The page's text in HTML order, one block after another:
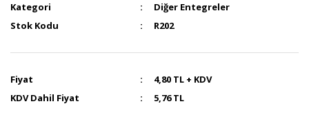
Kategori
Diğer Entegreler
Stok Kodu
R202
Fiyat
4,80 TL + KDV
KDV Dahil Fiyat
5,76 TL